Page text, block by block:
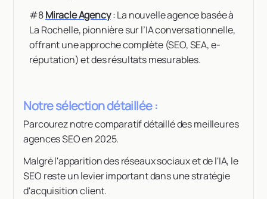
#8Miracle Agency: La nouvelle agence basée à
La Rochelle, pionnière sur l’IA conversationnelle,
offrant une approche complète (SEO, SEA, e-
réputation) et des résultats mesurables.
Notre sélection détaillée :
Parcourez notre comparatif détaillé des meilleures
agences SEO en 2025.
Malgré l'apparition des réseaux sociaux et de l'IA, le
SEO reste un levier important dans une stratégie
d'acquisition client.